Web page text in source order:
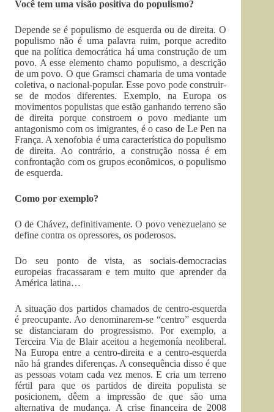
Você tem uma visão positiva do populismo?
Depende se é populismo de esquerda ou de direita. O
populismo não é uma palavra ruim, porque acredito
que na política democrática há uma construção de um
povo. A esse elemento chamo populismo, a descrição
de um povo. O que Gramsci chamaria de uma vontade
coletiva, o nacional-popular. Esse povo pode construir-
se de modos diferentes. Exemplo, na Europa os
movimentos populistas que estão ganhando terreno são
de direita porque constroem o povo mediante um
antagonismo com os imigrantes, é o caso de Le Pen na
França. A xenofobia é uma característica do populismo
de direita. Ao contrário, a construção nossa é em
confrontação com os grupos econômicos, o populismo
de esquerda.
Como por exemplo?
O de Chávez, definitivamente. O povo venezuelano se
define contra os opressores, os poderosos.
Do seu ponto de vista, as sociais-democracias
europeias fracassaram e tem muito que aprender da
América latina…
A situação dos partidos chamados de centro-esquerda
é preocupante. Ao denominarem-se “centro” esquerda
se distanciaram do progressismo. Por exemplo, a
Terceira Via de Blair aceitou a hegemonía neoliberal.
Na Europa entre a centro-direita e a centro-esquerda
não há grandes diferenças. A consequência disso é que
as pessoas votam cada vez menos. E cria um terreno
fértil para que os partidos de direita populista se
posicionem, dêem a impressão de que são uma
alternativa de mudança. A crise financeira de 2008